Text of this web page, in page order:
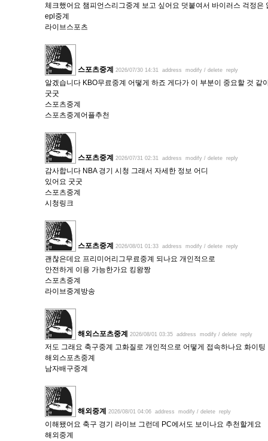
체크했어요 챔피언스리그중계 보고 싶어요 덧붙여서 바이러스 걱정은
epl중계
라이브스포츠
스포츠중계 2026/07/30 14:31 address modify / delete reply
알겠습니다 KBO무료중계 어떻게 하죠 게다가 이 부분이 중요할 것 같
굿굿
스포츠중계
스포츠중계어플추천
스포츠중계 2026/07/31 02:31 address modify / delete reply
감사합니다 NBA 경기 시청 그래서 자세한 정보 어디
있어요 굿굿
스포츠중계
시청링크
스포츠중계 2026/08/01 01:33 address modify / delete reply
괜찮은데요 프리미어리그무료중계 되나요 개인적으로
안전하게 이용 가능한가요 킹왕짱
스포츠중계
라이브중계방송
해외스포츠중계 2026/08/01 03:35 address modify / delete reply
저도 그래요 축구중계 고화질로 개인적으로 어떻게 접속하나요 화이팅
해외스포츠중계
남자배구중계
해외중계 2026/08/01 04:06 address modify / delete reply
이해됐어요 축구 경기 라이브 그런데 PC에서도 보이나요 추천할게요
해외중계